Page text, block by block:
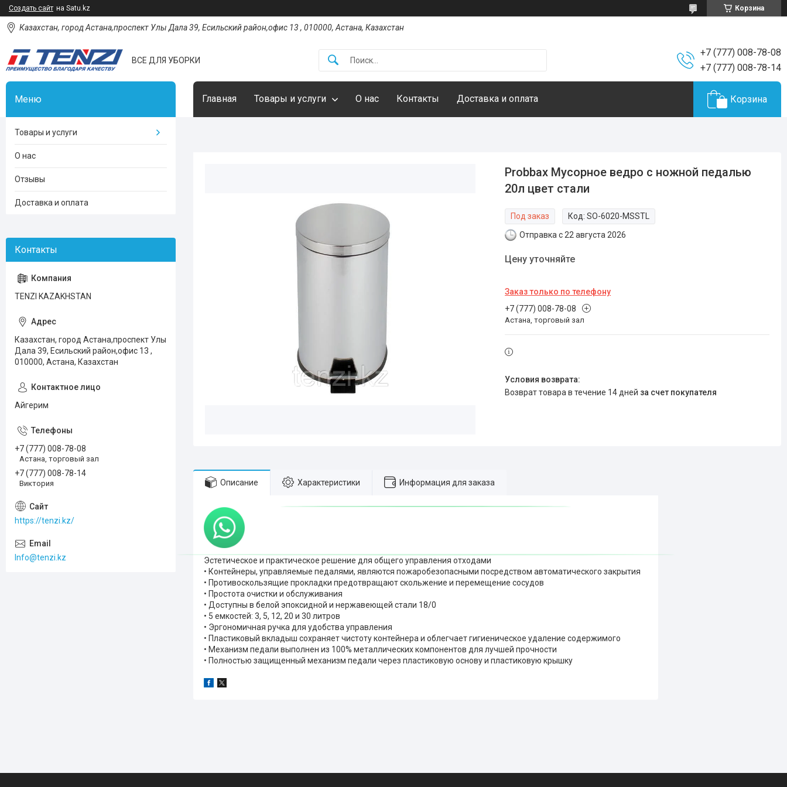
Создать сайт на Satu.kz Корзина
Казахстан, город Астана,проспект Улы Дала 39, Есильский район,офис 13 , 010000, Астана, Казахстан
ВСЕ ДЛЯ УБОРКИ
+7 (777) 008-78-08
+7 (777) 008-78-14
Главная Товары и услуги О нас Контакты Доставка и оплата Корзина
Probbax Мусорное ведро с ножной педалью
20л цвет стали
Под заказ Код:SO-6020-MSSTL
Отправка с 22 августа 2026
Цену уточняйте
Заказ только по телефону
+7 (777) 008-78-08
Астана, торговый зал
возврат товара в течение 14 дней за счет покупателя
Описание Характеристики Информация для заказа
Эстетическое и практическое решение для общего управления отходами
• Контейнеры, управляемые педалями, являются пожаробезопасными посредством автоматического закрытия
• Противоскользящие прокладки предотвращают скольжение и перемещение сосудов
• Простота очистки и обслуживания
• Доступны в белой эпоксидной и нержавеющей стали 18/0
• 5 емкостей: 3, 5, 12, 20 и 30 литров
• Эргономичная ручка для удобства управления
• Пластиковый вкладыш сохраняет чистоту контейнера и облегчает гигиеническое удаление содержимого
• Механизм педали выполнен из 100% металлических компонентов для лучшей прочности
• Полностью защищенный механизм педали через пластиковую основу и пластиковую крышку
Товары и услуги
О нас
Отзывы
Доставка и оплата
TENZI KAZAKHSTAN
Казахстан, город Астана,проспект Улы
Дала 39, Есильский район,офис 13 ,
010000, Астана, Казахстан
Айгерим
+7 (777) 008-78-08
Астана, торговый зал
+7 (777) 008-78-14
Виктория
https://tenzi.kz/
Info@tenzi.kz